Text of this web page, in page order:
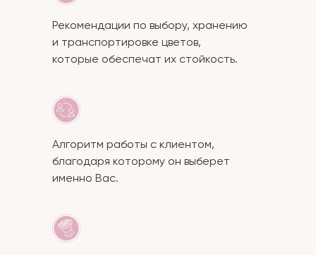
Рекомендации по выбору, хранению
и транспортировке цветов,
которые обеспечат их стойкость.
Алгоритм работы с клиентом,
благодаря которому он выберет
именно Вас.